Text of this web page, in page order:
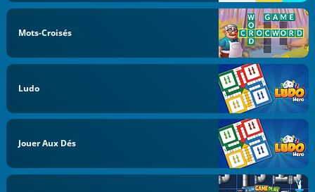
Mots-Croisés
Ludo
Jouer Aux Dés